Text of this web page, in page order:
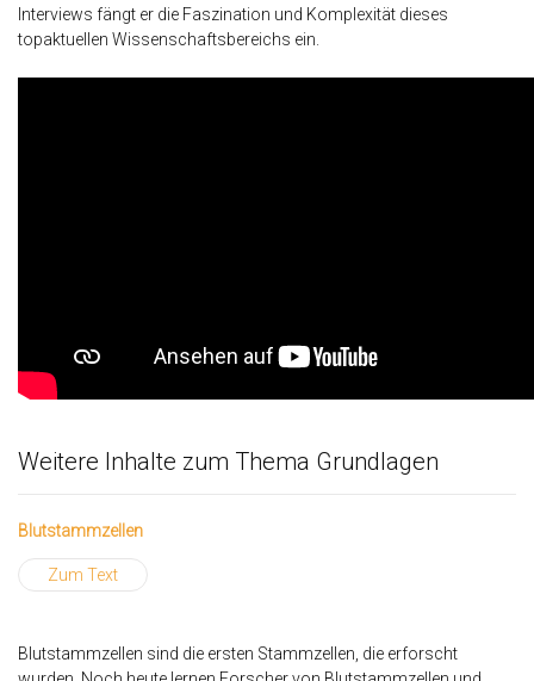
Interviews fängt er die Faszination und Komplexität dieses
topaktuellen Wissenschaftsbereichs ein.
Weitere Inhalte zum Thema Grundlagen
Blutstammzellen
Zum Text
Blutstammzellen sind die ersten Stammzellen, die erforscht